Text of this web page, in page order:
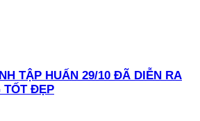
TẬP HUẤN 29/10 ĐÃ DIỄN RA
TỐT ĐẸP